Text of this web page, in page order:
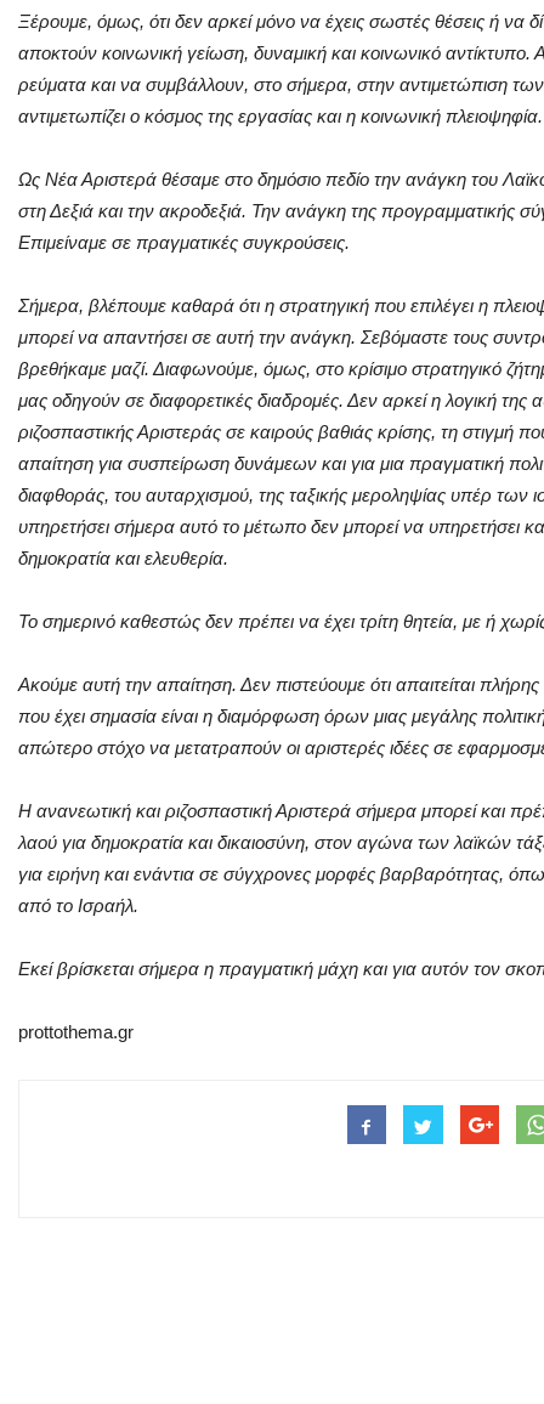
Ξέρουμε, όμως, ότι δεν αρκεί μόνο να έχεις σωστές θέσεις ή να
αποκτούν κοινωνική γείωση, δυναμική και κοινωνικό
ρεύματα και να συμβάλλουν, στο σήμερα, στην αντιμετώπιση
αντιμετωπίζει ο κόσμος της εργασίας και η κοινωνική πλειοψηφία.
Ως Νέα Αριστερά θέσαμε στο δημόσιο πεδίο την ανάγκη του
στη Δεξιά και την ακροδεξιά. Την ανάγκη της προγραμματικής
Επιμείναμε σε πραγματικές συγκρούσεις.
Σήμερα, βλέπουμε καθαρά ότι η στρατηγική που επιλέγει η
μπορεί να απαντήσει σε αυτή την ανάγκη. Σεβόμαστε τους
βρεθήκαμε μαζί. Διαφωνούμε, όμως, στο κρίσιμο στρατηγικό
μας οδηγούν σε διαφορετικές διαδρομές. Δεν αρκεί η λογική
ριζοσπαστικής Αριστεράς σε καιρούς βαθιάς κρίσης, τη στιγμή
απαίτηση για συσπείρωση δυνάμεων και για μια πραγματική
διαφθοράς, του αυταρχισμού, της ταξικής μεροληψίας υπέρ των
υπηρετήσει σήμερα αυτό το μέτωπο δεν μπορεί να υπηρετήσει
δημοκρατία και ελευθερία.
Το σημερινό καθεστώς δεν πρέπει να έχει τρίτη θητεία, με ή
Ακούμε αυτή την απαίτηση. Δεν πιστεύουμε ότι απαιτείται
που έχει σημασία είναι η διαμόρφωση όρων μιας μεγάλης
απώτερο στόχο να μετατραπούν οι αριστερές ιδέες σε
Η ανανεωτική και ριζοσπαστική Αριστερά σήμερα μπορεί και
λαού για δημοκρατία και δικαιοσύνη, στον αγώνα των λαϊκών
για ειρήνη και ενάντια σε σύγχρονες μορφές βαρβαρότητας,
από το Ισραήλ.
Εκεί βρίσκεται σήμερα η πραγματική μάχη και για αυτόν τον
prottothema.gr